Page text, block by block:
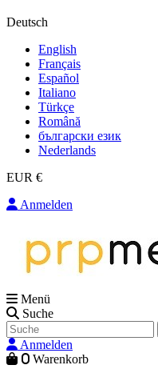
Deutsch
English
Français
Español
Italiano
Türkçe
Română
български език
Nederlands
EUR €
Anmelden
Menü
Suche
Anmelden
0 Warenkorb